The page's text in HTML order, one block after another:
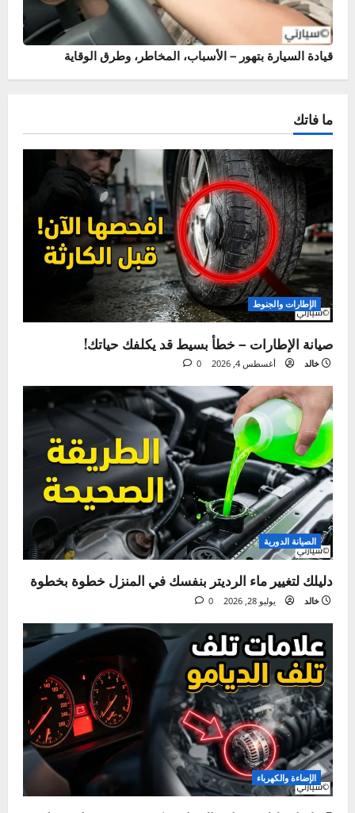
قيادة السيارة بتهور – الأسباب، المخاطر، وطرق الوقاية
ما فاتك
الإطارات والجنوط
صيانة الإطارات – خطأ بسيط قد يكلفك حياتك!
خالد أغسطس 4, 2026 0
الصيانة الدورية
دليلك لتغيير ماء الرديتر بنفسك في المنزل خطوة بخطوة
خالد يوليو 28, 2026 0